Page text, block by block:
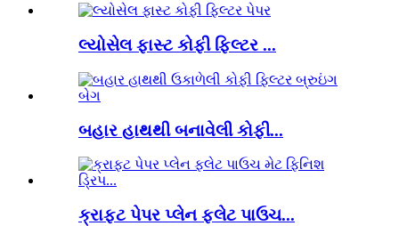
લ્યોસેલ ફાસ્ટ કોફી ફિલ્ટર ...
બહાર હાથથી બનાવેલી કોફી...
ક્રાફ્ટ પેપર પ્લેન ફ્લેટ પાઉચ...